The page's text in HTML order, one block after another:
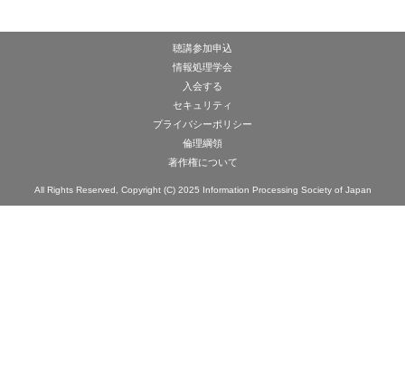
聴講参加申込
情報処理学会
入会する
セキュリティ
プライバシーポリシー
倫理綱領
著作権について
All Rights Reserved, Copyright (C) 2025 Information Processing Society of Japan